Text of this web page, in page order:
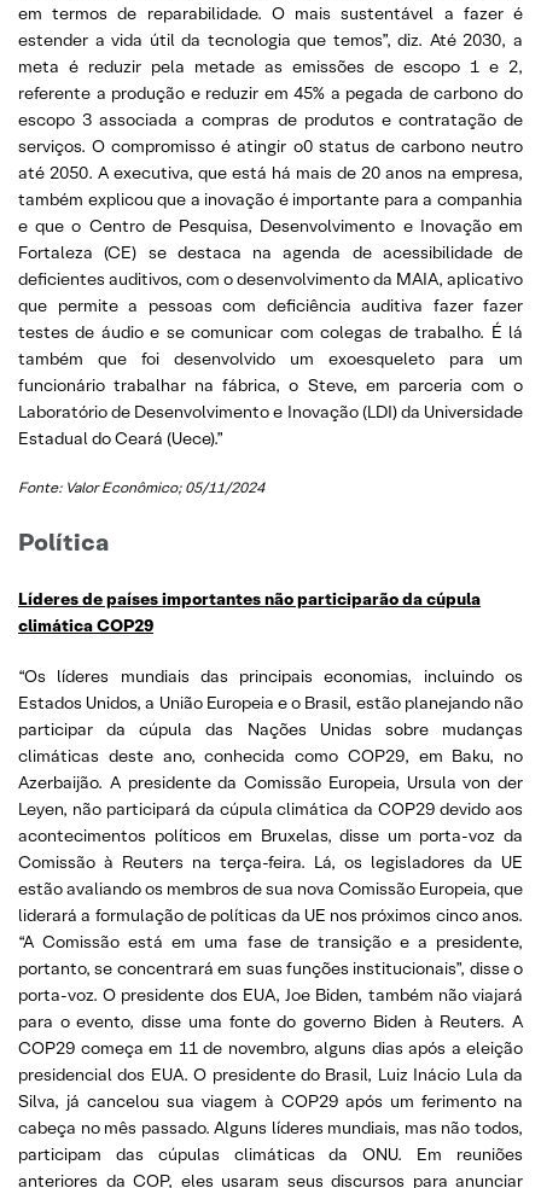
em termos de reparabilidade. O mais sustentável a fazer é
estender a vida útil da tecnologia que temos”, diz. Até 2030, a
meta é reduzir pela metade as emissões de escopo 1 e 2,
referente a produção e reduzir em 45% a pegada de carbono do
escopo 3 associada a compras de produtos e contratação de
serviços. O compromisso é atingir o0 status de carbono neutro
até 2050. A executiva, que está há mais de 20 anos na empresa,
também explicou que a inovação é importante para a companhia
e que o Centro de Pesquisa, Desenvolvimento e Inovação em
Fortaleza (CE) se destaca na agenda de acessibilidade de
deficientes auditivos, com o desenvolvimento da MAIA, aplicativo
que permite a pessoas com deficiência auditiva fazer fazer
testes de áudio e se comunicar com colegas de trabalho. É lá
também que foi desenvolvido um exoesqueleto para um
funcionário trabalhar na fábrica, o Steve, em parceria com o
Laboratório de Desenvolvimento e Inovação (LDI) da Universidade
Estadual do Ceará (Uece).”
Fonte: Valor Econômico; 05/11/2024
Política
Líderes de países importantes não participarão da cúpula
climática COP29
“Os líderes mundiais das principais economias, incluindo os
Estados Unidos, a União Europeia e o Brasil, estão planejando não
participar da cúpula das Nações Unidas sobre mudanças
climáticas deste ano, conhecida como COP29, em Baku, no
Azerbaijão. A presidente da Comissão Europeia, Ursula von der
Leyen, não participará da cúpula climática da COP29 devido aos
acontecimentos políticos em Bruxelas, disse um porta-voz da
Comissão à Reuters na terça-feira. Lá, os legisladores da UE
estão avaliando os membros de sua nova Comissão Europeia, que
liderará a formulação de políticas da UE nos próximos cinco anos.
“A Comissão está em uma fase de transição e a presidente,
portanto, se concentrará em suas funções institucionais”, disse o
porta-voz. O presidente dos EUA, Joe Biden, também não viajará
para o evento, disse uma fonte do governo Biden à Reuters. A
COP29 começa em 11 de novembro, alguns dias após a eleição
presidencial dos EUA. O presidente do Brasil, Luiz Inácio Lula da
Silva, já cancelou sua viagem à COP29 após um ferimento na
cabeça no mês passado. Alguns líderes mundiais, mas não todos,
participam das cúpulas climáticas da ONU. Em reuniões
anteriores da COP, eles usaram seus discursos para anunciar